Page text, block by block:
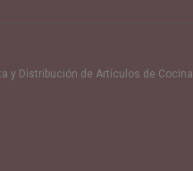
y Distribución de Artículos de